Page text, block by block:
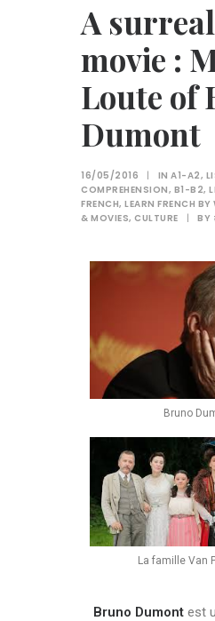
A
movie :
Loute of
Dumont
16/05/2016 | IN A1-A2,
COMPREHENSION, B1-B2,
FRENCH, LEARN FRENCH
& MOVIES, CULTURE | BY
Bruno
La famille Van
Bruno Dumont est